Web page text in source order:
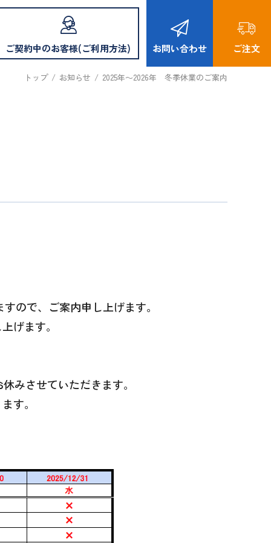
ご契約中のお客様(ご利用方法) お問い合わせ ご注文
トップ / お知らせ / 2025年～2026年 冬季休業のご案内
ので、ご案内申し上げます。
げます。
みさせていただきます。
す。